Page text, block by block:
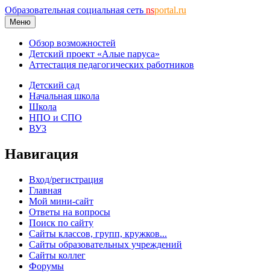
Образовательная социальная сеть nsportal.ru
Меню
Обзор возможностей
Детский проект «Алые паруса»
Аттестация педагогических работников
Детский сад
Начальная школа
Школа
НПО и СПО
ВУЗ
Навигация
Вход/регистрация
Главная
Мой мини-сайт
Ответы на вопросы
Поиск по сайту
Сайты классов, групп, кружков...
Сайты образовательных учреждений
Сайты коллег
Форумы